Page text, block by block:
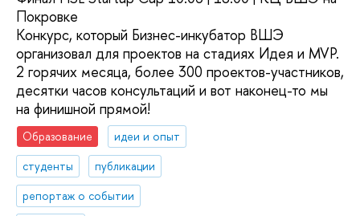
Покровке
Конкурс, который Бизнес-инкубатор ВШЭ
организовал для проектов на стадиях Идея и MVP.
2 горячих месяца, более 300 проектов-участников,
десятки часов консультаций и вот наконец-то мы
на финишной прямой!
Образование
идеи и опыт
студенты
публикации
репортаж о событии